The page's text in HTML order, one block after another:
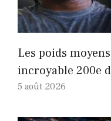
Les poids
incroyable 200e
5 août 2026